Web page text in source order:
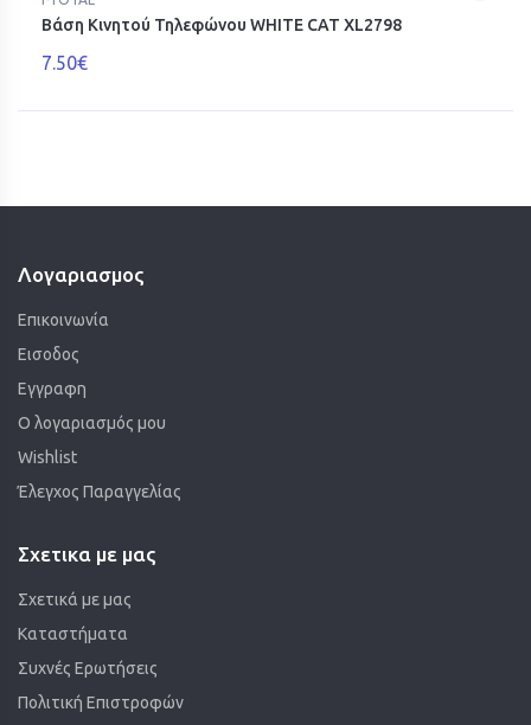
Βάση Κινητού Τηλεφώνου WHITE CAT XL2798
7.50€
Λογαριασμος
Επικοινωνία
Εισοδος
Εγγραφη
Ο λογαριασμός μου
Wishlist
Έλεγχος Παραγγελίας
Σχετικα με μας
Σχετικά με μας
Καταστήματα
Συχνές Ερωτήσεις
Πολιτική Επιστροφών